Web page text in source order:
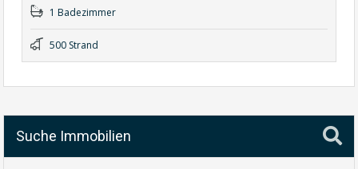
1 Badezimmer
500 Strand
Suche Immobilien